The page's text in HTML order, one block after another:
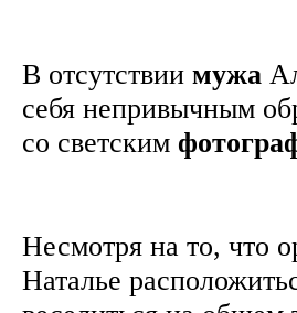
В отсутствии мужа
себя непривычным
со светским
Несмотря на то, что
Наталье